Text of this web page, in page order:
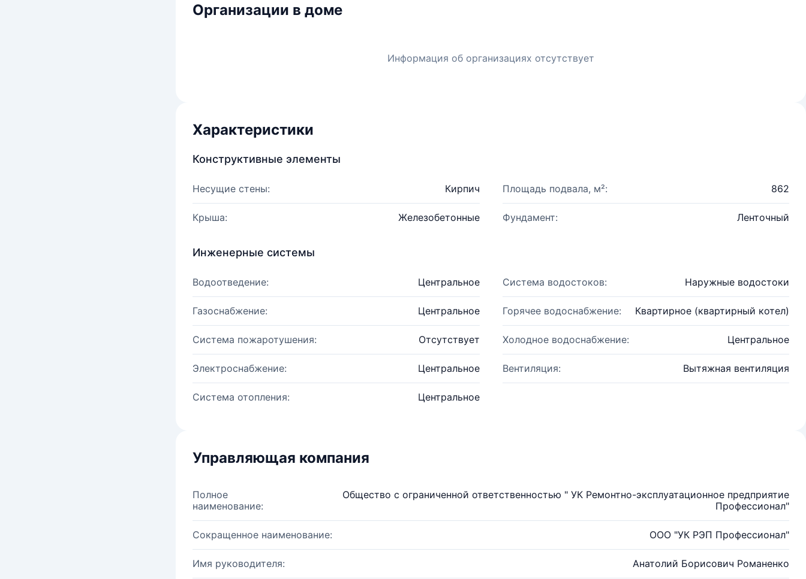
Организации в доме
Информация об организациях отсутствует
Характеристики
Конструктивные элементы
Несущие стены: Кирпич Площадь подвала, м²: 862
Крыша: Железобетонные Фундамент: Ленточный
Инженерные системы
Водоотведение: Центральное Система водостоков: Наружные водостоки
Газоснабжение: Центральное Горячее водоснабжение: Квартирное (квартирный котел)
Система пожаротушения: Отсутствует Холодное водоснабжение: Центральное
Электроснабжение: Центральное Вентиляция: Вытяжная вентиляция
Система отопления: Центральное
Управляющая компания
Полное
наименование:
Общество с ограниченной ответственностью " УК Ремонтно-эксплуатационное предприятие
Профессионал"
Сокращенное наименование: ООО "УК РЭП Профессионал"
Имя руководителя: Анатолий Борисович Романенко